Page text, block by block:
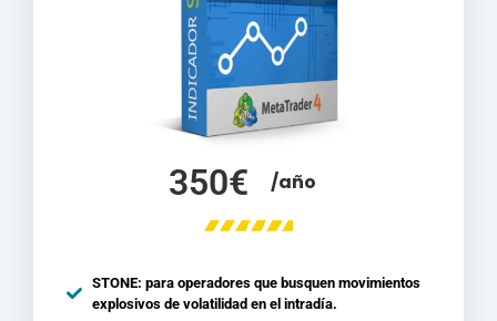
350€ /año
STONE: para operadores que busquen movimientos
explosivos de volatilidad en el intradía.